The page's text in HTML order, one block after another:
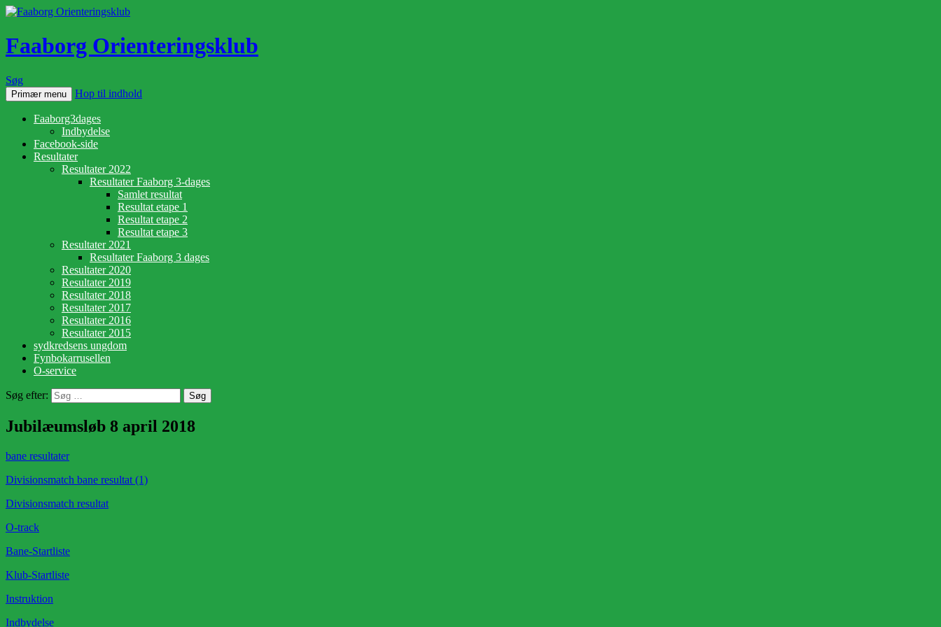
Faaborg Orienteringsklub
Søg
Primær menu Hop til indhold
Faaborg3dages
Indbydelse
Facebook-side
Resultater
Resultater 2022
Resultater Faaborg 3-dages
Samlet resultat
Resultat etape 1
Resultat etape 2
Resultat etape 3
Resultater 2021
Resultater Faaborg 3 dages
Resultater 2020
Resultater 2019
Resultater 2018
Resultater 2017
Resultater 2016
Resultater 2015
sydkredsens ungdom
Fynbokarrusellen
O-service
Søg efter:
Jubilæumsløb 8 april 2018
bane resultater
Divisionsmatch bane resultat (1)
Divisionsmatch resultat
O-track
Bane-Startliste
Klub-Startliste
Instruktion
Indbydelse